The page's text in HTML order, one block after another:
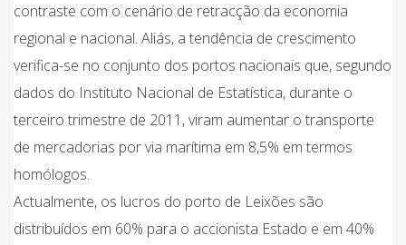
contraste com o cenário de retracção da economia
regional e nacional. Aliás, a tendência de crescimento
verifica-se no conjunto dos portos nacionais que, segundo
dados do Instituto Nacional de Estatística, durante o
terceiro trimestre de 2011, viram aumentar o transporte
de mercadorias por via marítima em 8,5% em termos
homólogos.
Actualmente, os lucros do porto de Leixões são
distribuídos em 60% para o accionista Estado e em 40%